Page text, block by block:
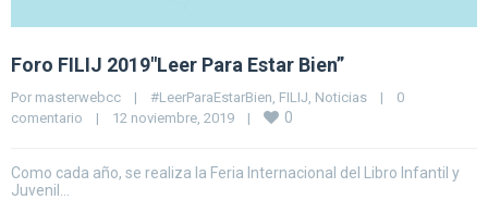
Foro FILIJ 2019″Leer Para Estar Bien”
Por masterwebcc | #LeerParaEstarBien FILIJ Noticias |
0
comentario
| 12 noviembre, 2019 | 0
Como cada año, se realiza la Feria Internacional del Libro Infantil y
Juvenil…